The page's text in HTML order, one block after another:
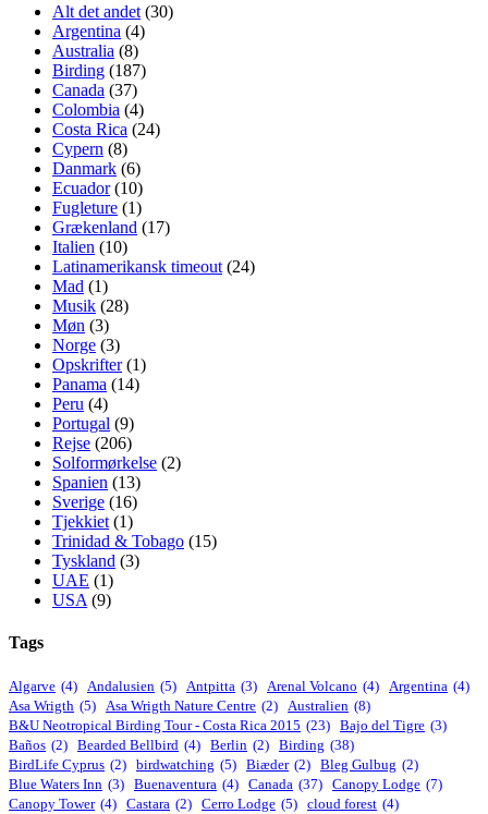
Alt det andet (30)
Argentina (4)
Australia (8)
Birding (187)
Canada (37)
Colombia (4)
Costa Rica (24)
Cypern (8)
Danmark (6)
Ecuador(10)
Fugleture (1)
Grækenland (17)
Italien (10)
Latinamerikansk timeout (24)
Mad (1)
Musik (28)
Møn (3)
Norge (3)
Opskrifter(1)
Panama (14)
Peru (4)
Portugal (9)
Rejse (206)
Solformørkelse (2)
Spanien (13)
Sverige (16)
Tjekkiet (1)
Trinidad & Tobago (15)
Tyskland (3)
UAE (1)
USA (9)
Tags
Algarve (4) Andalusien (5) Antpitta (3) Arenal Volcano (4) Argentina (4)
Asa Wrigth (5) Asa Wrigth Nature Centre (2) Australien (8)
B&U Neotropical Birding Tour - Costa Rica 2015 (23) Bajo del Tigre (3)
Baños (2) Bearded Bellbird (4) Berlin (2) Birding (38)
BirdLife Cyprus (2) birdwatching (5) Biæder (2) Bleg Gulbug (2)
Blue Waters Inn (3) Buenaventura (4) Canada (37) Canopy Lodge (7)
Canopy Tower (4) Castara (2) Cerro Lodge (5) cloud forest (4)